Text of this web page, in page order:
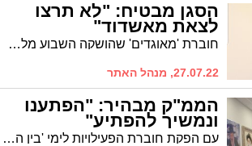
הסגן מבטיח: "לא תרצו
לצאת מאשדוד"
חוברת 'מאוגדים' שהושקה השבוע מלמדת שאין רגע דל: בימי בין הזמנים הקרוב, לא תרצו לוותר על אף יום בעיר. "דאגנו לפעילות לכלל תושבי העיר מסביב השעון במשך כל ימי החופשה", הוא אומר
27.07.22, מנהל האתר
הממ"ק מבהיר: "הפתענו
ונמשיך להפתיע"
עם הפקת חוברת הפעילויות לימי 'בין הזמנים' חושף ממ"ק ראש העיר בשיחה ל'אשדוד'ס' את המניעים שעומדים מאחורי הפעילות, וגם: מה מצפה לנו